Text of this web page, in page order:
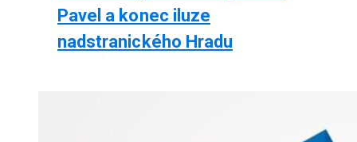
Pavel a konec iluze
nadstranického Hradu